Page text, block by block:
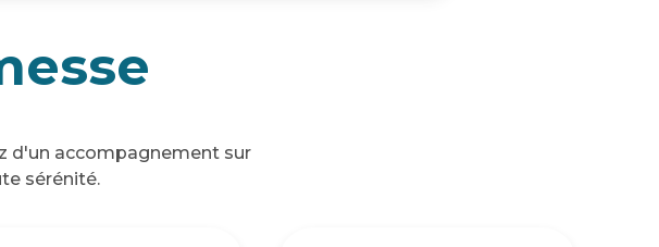
d'un accompagnement sur
sérénité.